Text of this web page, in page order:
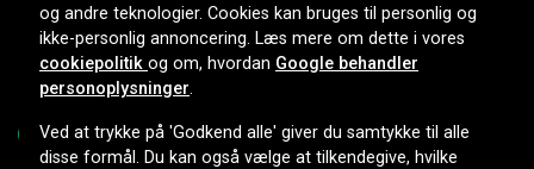
LEVERINGSMULIGHEDER
og andre teknologier. Cookies kan bruges til personlig og
ikke-personlig annoncering. Læs mere om dette i vores
cookiepolitik og om, hvordan Google behandler
personoplysninger.
Ved at trykke på 'Godkend alle' giver du samtykke til alle
disse formål. Du kan også vælge at tilkendegive, hvilke